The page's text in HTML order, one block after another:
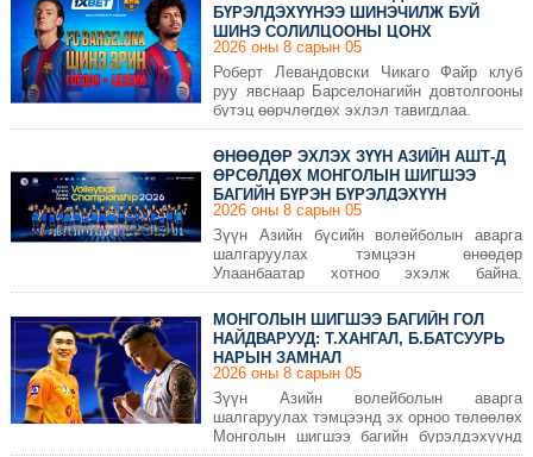
БҮРЭЛДЭХҮҮНЭЭ ШИНЭЧИЛЖ БУЙ
ШИНЭ СОЛИЛЦООНЫ ЦОНХ
2026 оны 8 сарын 05
Роберт Левандовски Чикаго Файр клуб
руу явснаар Барселонагийн довтолгооны
бүтэц өөрчлөгдөх эхлэл тавигдлаа.
ӨНӨӨДӨР ЭХЛЭХ ЗҮҮН АЗИЙН АШТ-Д
ӨРСӨЛДӨХ МОНГОЛЫН ШИГШЭЭ
БАГИЙН БҮРЭН БҮРЭЛДЭХҮҮН
2026 оны 8 сарын 05
Зүүн Азийн бүсийн волейболын аварга
шалгаруулах тэмцээн өнөөдөр
Улаанбаатар хотноо эхэлж байна.
Уламжлал ёсоор БНХАУ, Япон, БНСУ,
Тайвань, Хонконг, Макао, Монгол зэрэг
орнууд оролцдог энэхүү нэр хүндтэй
тэмцээнд Монгол улсаа төлөөлөн
оролцох шигшээ багийн бүрэлдэхүүнийг
танилцуулж байна.
МОНГОЛЫН ШИГШЭЭ БАГИЙН ГОЛ
НАЙДВАРУУД: Т.ХАНГАЛ, Б.БАТСУУРЬ
НАРЫН ЗАМНАЛ
2026 оны 8 сарын 05
Зүүн Азийн волейболын аварга
шалгаруулах тэмцээнд эх орноо төлөөлөх
Монголын шигшээ багийн бүрэлдэхүүнд